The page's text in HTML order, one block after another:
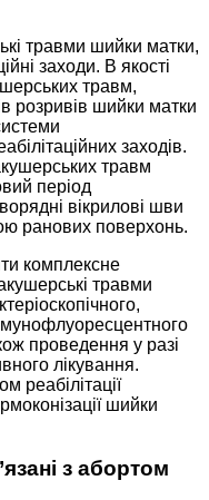
травми шийки матки,
заходи. В якості
травм,
розривів шийки матки
заходів.
травм
період
вікрилові шви
ранових поверхонь.
комплексне
травми
проведення у разі
лікування.
реабілітації
шийки
з абортом